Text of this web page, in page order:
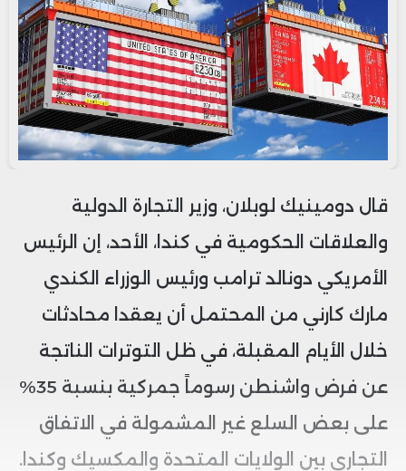
قال دومينيك لوبلان، وزير التجارة الدولية
والعلاقات الحكومية في كندا، الأحد، إن الرئيس
الأمريكي دونالد ترامب ورئيس الوزراء الكندي
مارك كارني من المحتمل أن يعقدا محادثات
خلال الأيام المقبلة، في ظل التوترات الناتجة
عن فرض واشنطن رسوماً جمركية بنسبة 35%
على بعض السلع غير المشمولة في الاتفاق
التجاري بين الولايات المتحدة والمكسيك وكندا.